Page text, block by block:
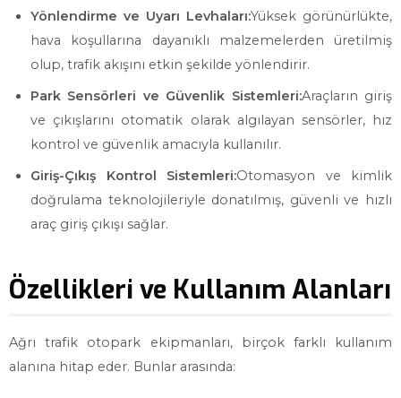
Yönlendirme ve Uyarı Levhaları:Yüksek görünürlükte,
hava koşullarına dayanıklı malzemelerden üretilmiş
olup, trafik akışını etkin şekilde yönlendirir.
Park Sensörleri ve Güvenlik Sistemleri:Araçların giriş
ve çıkışlarını otomatik olarak algılayan sensörler, hız
kontrol ve güvenlik amacıyla kullanılır.
Giriş-Çıkış Kontrol Sistemleri:Otomasyon ve kimlik
doğrulama teknolojileriyle donatılmış, güvenli ve hızlı
araç giriş çıkışı sağlar.
Özellikleri ve Kullanım Alanları
Ağrı trafik otopark ekipmanları, birçok farklı kullanım
alanına hitap eder. Bunlar arasında: